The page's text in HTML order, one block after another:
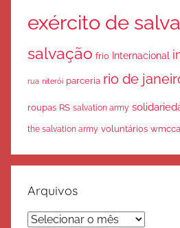
exército de
salvação frio Internacional
rua niterói parceria rio de
roupas RS salvation army
the salvation army voluntários
Arquivos
Arquivos